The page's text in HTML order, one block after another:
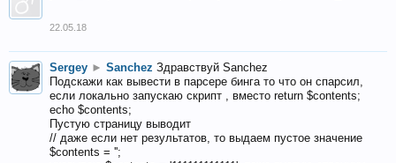
22.05.18
Sergey ► Sanchez Здравствуй Sanchez
Подскажи как вывести в парсере бинга то что он спарсил,
если локально запускаю скрипт , вместо return $contents;
echo $contents;
Пустую страницу выводит
// даже если нет результатов, то выдаем пустое значение
$contents = '';